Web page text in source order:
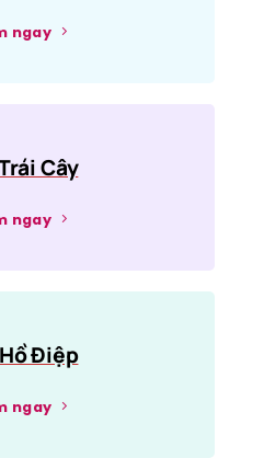
ngay
Cây
ngay
Điệp
ngay